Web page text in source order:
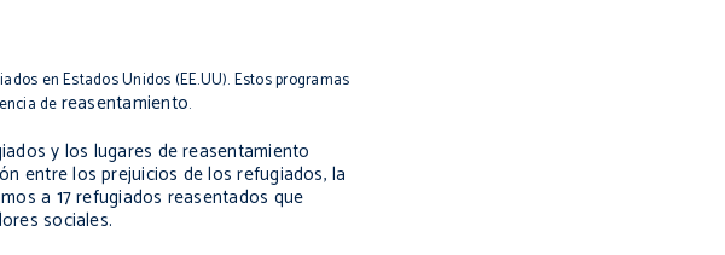
en Estados Unidos (EE.UU). Estos programas
dereasentamiento.
y los lugares de reasentamiento
entre los prejuicios de los refugiados, la
a 17 refugiados reasentados que
sociales.